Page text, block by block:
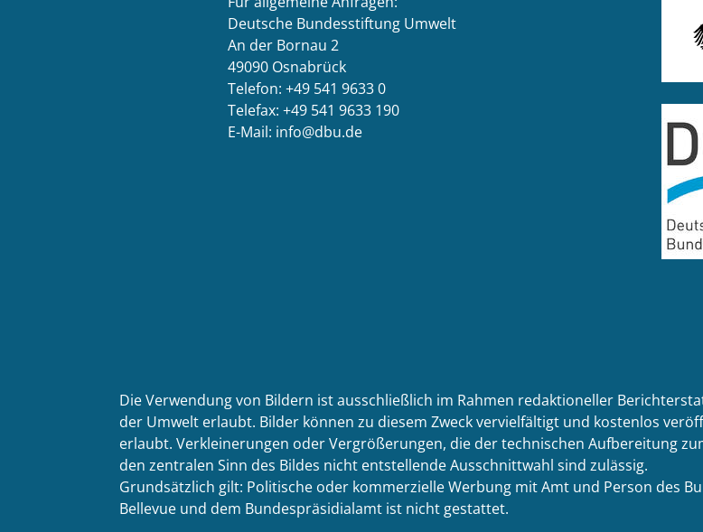
Deutsche Bundesstiftung Umwelt
An der Bornau 2
49090 Osnabrück
Telefon: +49 541 9633 0
Telefax: +49 541 9633 190
E-Mail: info@dbu.de
Die Verwendung von Bildern ist ausschließlich im Rahmen redaktioneller
der Umwelt erlaubt. Bilder können zu diesem Zweck vervielfältigt und kostenlos
erlaubt. Verkleinerungen oder Vergrößerungen, die der technischen Aufbereitung
den zentralen Sinn des Bildes nicht entstellende Ausschnittwahl sind zulässig.
Grundsätzlich gilt: Politische oder kommerzielle Werbung mit Amt und Person des
Bellevue und dem Bundespräsidialamt ist nicht gestattet.